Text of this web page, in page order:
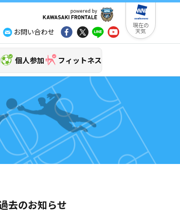
現在の
天気
お問い合わせ
個人参加 フィットネス
去のお知らせ